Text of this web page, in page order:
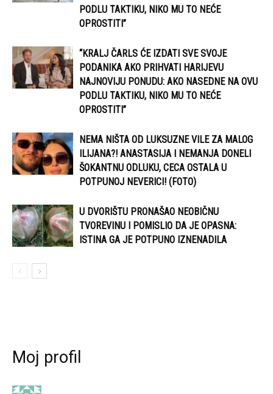
PODLU TAKTIKU, NIKO MU TO NEĆE
OPROSTITI”
“KRALJ ČARLS ĆE IZDATI SVE SVOJE
PODANIKA AKO PRIHVATI HARIJEVU
NAJNOVIJU PONUDU: AKO NASEDNE NA OVU
PODLU TAKTIKU, NIKO MU TO NEĆE
OPROSTITI”
NEMA NIŠTA OD LUKSUZNE VILE ZA MALOG
ILIJANA?! ANASTASIJA I NEMANJA DONELI
ŠOKANTNU ODLUKU, CECA OSTALA U
POTPUNOJ NEVERICI! (FOTO)
U DVORIŠTU PRONAŠAO NEOBIČNU
TVOREVINU I POMISLIO DA JE OPASNA:
ISTINA GA JE POTPUNO IZNENADILA
Moj profil